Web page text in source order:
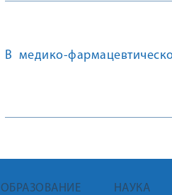
В медико-
ОБРАЗОВАНИЕ НАУКА